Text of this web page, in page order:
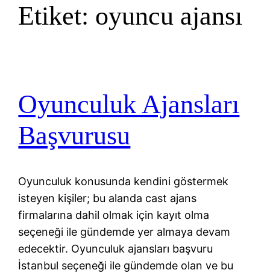
Etiket: oyuncu ajansı
Oyunculuk Ajansları
Başvurusu
Oyunculuk konusunda kendini göstermek
isteyen kişiler; bu alanda cast ajans
firmalarına dahil olmak için kayıt olma
seçeneği ile gündemde yer almaya devam
edecektir. Oyunculuk ajansları başvuru
İstanbul seçeneği ile gündemde olan ve bu